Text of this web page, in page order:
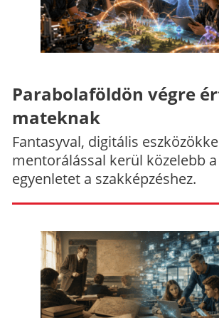
Parabolaföldön végre
mateknak
Fantasyval, digitális
mentorálással kerül közelebb
egyenletet a szakképzéshez.